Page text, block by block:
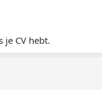
je CV hebt.